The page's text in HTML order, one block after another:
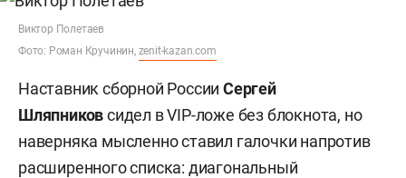
Виктор Полетаев
Фото: Роман Кручинин, zenit-kazan.com
Наставник сборной России Сергей
Шляпниковсидел в VIP-ложе без блокнота, но
наверняка мысленно ставил галочки напротив
расширенного списка: диагональный